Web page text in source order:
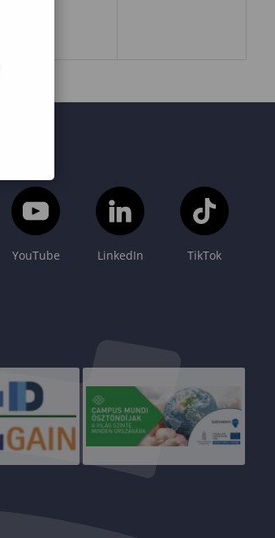
YouTube LinkedIn TikTok